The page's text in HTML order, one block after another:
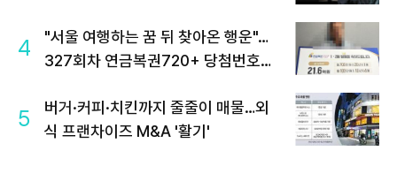
4
"서울 여행하는 꿈 뒤 찾아온 행운"…
327회차 연금복권720+ 당첨번호조
5
버거·커피·치킨까지 줄줄이 매물…외
식 프랜차이즈 M&A '활기'